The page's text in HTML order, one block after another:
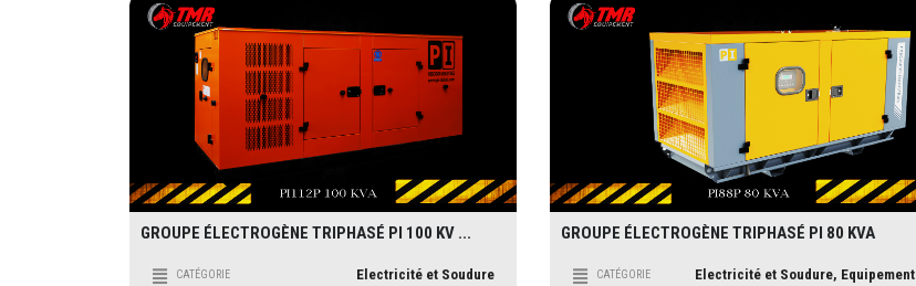
GROUPE ÉLECTROGÈNE TRIPHASÉ PI 100 KV ...
CATÉGORIE Electricité et Soudure
GROUPE ÉLECTROGÈNE TRIPHASÉ PI 80 KVA
CATÉGORIE Electricité et Soudure, Equipement